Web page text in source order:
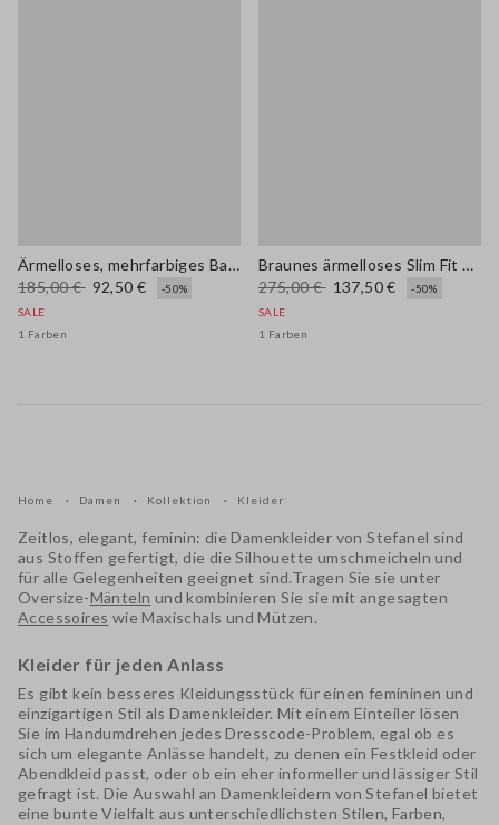
Ärmelloses, mehrfarbiges Baumwollmischkleid im regulären Schnitt
185,00 € 92,50 €
-50%
SALE
1 Farben
Braunes ärmelloses Slim Fit Kleid aus echtem Leder mit V-Ausschnitt
275,00 € 137,50 €
-50%
SALE
1 Farben
Home Damen Kollektion Kleider
Zeitlos, elegant, feminin: dieDamenkleider von Stefanel sind
aus Stoffen gefertigt, die die Silhouette umschmeicheln und
für alle Gelegenheiten geeignet sind.Tragen Sie sie unter
Oversize-Mänteln und kombinieren Sie sie mitangesagten
Accessoires wieMaxischals undMützen.
Kleider für jeden Anlass
Es gibt kein besseres Kleidungsstück für einen femininen und
einzigartigen Stil alsDamenkleider. Mit einem Einteiler lösen
Sie im Handumdrehen jedes Dresscode-Problem, egal ob es
sich um elegante Anlässe handelt, zu denen ein Festkleid oder
Abendkleid passt, oder ob ein eherinformeller und lässiger Stil
gefragt ist. Die Auswahl anDamenkleidern von Stefanel bietet
eine bunte Vielfalt aus unterschiedlichsten Stilen, Farben,